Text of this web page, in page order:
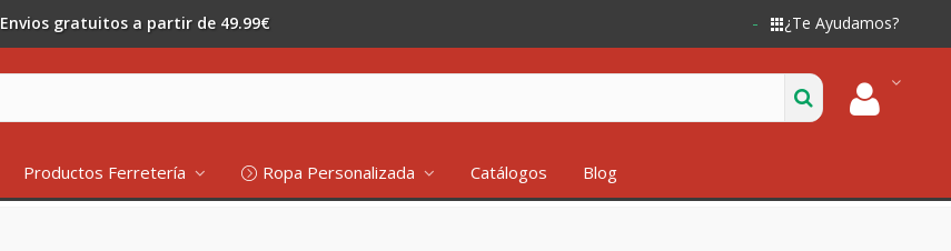
Envios gratuitos a partir de 49.99€ ¿Te Ayudamos?
Productos Ferretería Ropa Personalizada Catálogos Blog